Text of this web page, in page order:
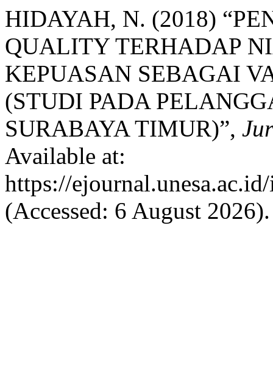
HIDAYAH, N. (2018)
QUALITY TERHADAP
KEPUASAN SEBAGAI
(STUDI PADA
SURABAYA TIMUR)”,
Available at:
https://
(Accessed: 6 August 2026).